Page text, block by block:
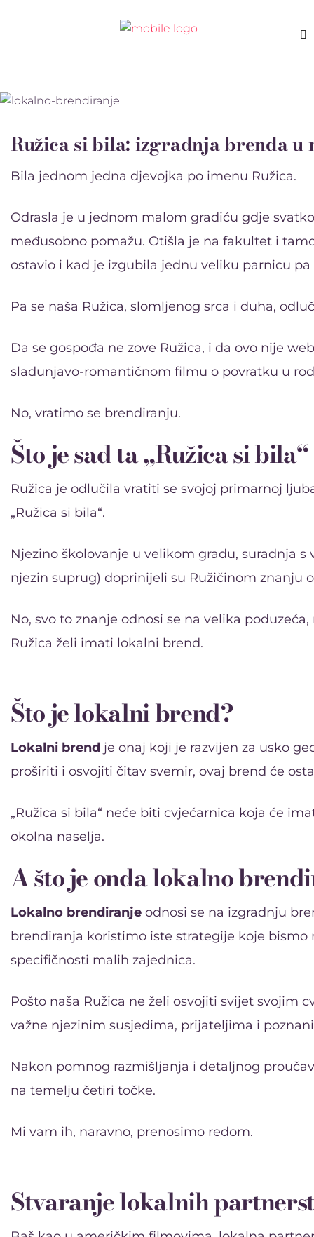
Ružica si bila: izgradnja brenda
Bila jednom jedna djevojka po imenu Ružica.
Odrasla je u jednom malom gradiću gdje
međusobno pomažu. Otišla je na fakultet i
ostavio i kad je izgubila jednu veliku parnicu
Pa se naša Ružica, slomljenog srca i duha,
Da se gospođa ne zove Ružica, i da ovo nije
sladunjavo-romantičnom filmu o povratku u
No, vratimo se brendiranju.
Što je sad ta „Ružica si
Ružica je odlučila vratiti se svojoj primarnoj
„Ružica si bila“.
Njezino školovanje u velikom gradu, suradnja
njezin suprug) doprinijeli su Ružičinom znanju
No, svo to znanje odnosi se na velika
Ružica želi imati lokalni brend.
Što je lokalni brend?
Lokalni brend je onaj koji je razvijen za usko
proširiti i osvojiti čitav svemir, ovaj brend će
„Ružica si bila“ neće biti cvjećarnica koja će
okolna naselja.
A što je onda lokalno
Lokalno brendiranje odnosi se na izgradnju
brendiranja koristimo iste strategije koje
specifičnosti malih zajednica.
Pošto naša Ružica ne želi osvojiti svijet svojim
važne njezinim susjedima, prijateljima i
Nakon pomnog razmišljanja i detaljnog
na temelju četiri točke.
Mi vam ih, naravno, prenosimo redom.
Stvaranje lokalnih